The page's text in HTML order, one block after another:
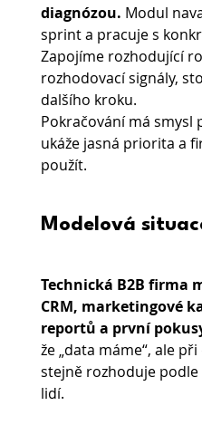
diagnózou. Modul
sprint a pracuje s
Zapojíme rozhodující
rozhodovací signály,
dalšího kroku.
Pokračování má smysl
ukáže jasná priorita a
použít.
Modelová
Technická B2B firma
CRM, marketingové
reportů a první
že „data máme“, ale
stejně rozhoduje
lidí.